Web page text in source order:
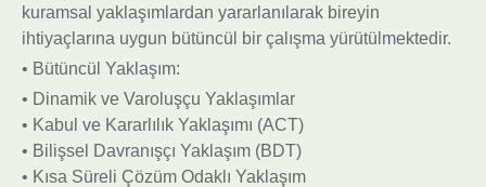
kuramsal yaklaşımlardan yararlanılarak bireyin
ihtiyaçlarına uygun bütüncül bir çalışma yürütülmektedir.
• Bütüncül Yaklaşım:
• Dinamik ve Varoluşçu Yaklaşımlar
• Kabul ve Kararlılık Yaklaşımı (ACT)
• Bilişsel Davranışçı Yaklaşım (BDT)
• Kısa Süreli Çözüm Odaklı Yaklaşım